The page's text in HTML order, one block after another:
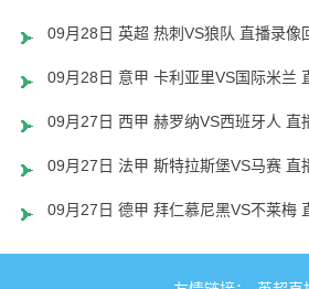
09月28日 英超 热刺VS狼队 直播录像
09月28日 意甲 卡利亚里VS国际米兰
09月27日 西甲 赫罗纳VS西班牙人 直
09月27日 法甲 斯特拉斯堡VS马赛 直
09月27日 德甲 拜仁慕尼黑VS不莱梅